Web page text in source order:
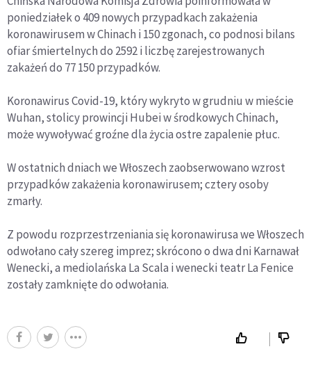
poniedziałek o 409 nowych przypadkach zakażenia
koronawirusem w Chinach i 150 zgonach, co podnosi bilans
ofiar śmiertelnych do 2592 i liczbę zarejestrowanych
zakażeń do 77 150 przypadków.
Koronawirus Covid-19, który wykryto w grudniu w mieście
Wuhan, stolicy prowincji Hubei w środkowych Chinach,
może wywoływać groźne dla życia ostre zapalenie płuc.
W ostatnich dniach we Włoszech zaobserwowano wzrost
przypadków zakażenia koronawirusem; cztery osoby
zmarły.
Z powodu rozprzestrzeniania się koronawirusa we Włoszech
odwołano cały szereg imprez; skrócono o dwa dni Karnawał
Wenecki, a mediolańska La Scala i wenecki teatr La Fenice
zostały zamknięte do odwołania.